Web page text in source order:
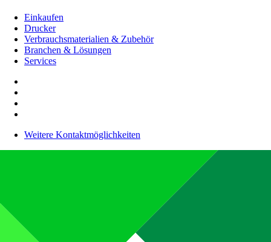
Einkaufen
Drucker
Verbrauchsmaterialien & Zubehör
Branchen & Lösungen
Services
Weitere Kontaktmöglichkeiten